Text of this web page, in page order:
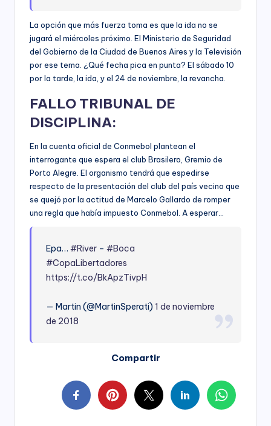
La opción que más fuerza toma es que la ida no se
jugará el miércoles próximo. El Ministerio de Seguridad
del Gobierno de la Ciudad de Buenos Aires y la Televisión
por ese tema. ¿Qué fecha pica en punta? El sábado 10
por la tarde, la ida, y el 24 de noviembre, la revancha.
FALLO TRIBUNAL DE
DISCIPLINA:
En la cuenta oficial de Conmebol plantean el
interrogante que espera el club Brasilero, Gremio de
Porto Alegre. El organismo tendrá que espedirse
respecto de la presentación del club del país vecino que
se quejó por la actitud de Marcelo Gallardo de romper
una regla que había impuesto Conmebol. A esperar…
Epa…#River –#Boca
#CopaLibertadores
https://t.co/BkApzTivpH
— Martin (@MartinSperati) 1 de noviembre
de 2018
Compartir